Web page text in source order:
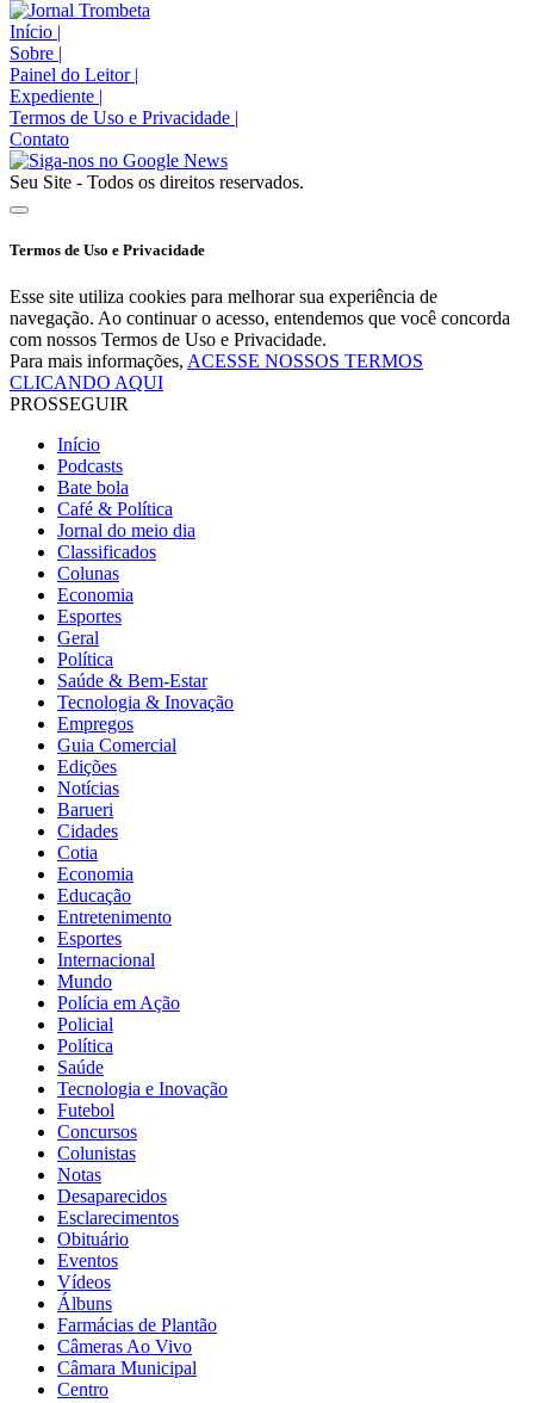
Início |
Sobre |
Painel do Leitor |
Expediente |
Termos de Uso e Privacidade |
Contato
Seu Site - Todos os direitos reservados.
Termos de Uso e Privacidade
Esse site utiliza cookies para melhorar sua experiência de
navegação. Ao continuar o acesso, entendemos que você concorda
com nossos Termos de Uso e Privacidade.
Para mais informações, ACESSE NOSSOS TERMOS
CLICANDO AQUI
PROSSEGUIR
Início
Podcasts
Bate bola
Café & Política
Jornal do meio dia
Classificados
Colunas
Economia
Esportes
Geral
Política
Saúde & Bem-Estar
Tecnologia & Inovação
Empregos
Guia Comercial
Edições
Notícias
Barueri
Cidades
Cotia
Economia
Educação
Entretenimento
Esportes
Internacional
Mundo
Polícia em Ação
Policial
Política
Saúde
Tecnologia e Inovação
Futebol
Concursos
Colunistas
Notas
Desaparecidos
Esclarecimentos
Obituário
Eventos
Vídeos
Álbuns
Farmácias de Plantão
Câmeras Ao Vivo
Câmara Municipal
Centro